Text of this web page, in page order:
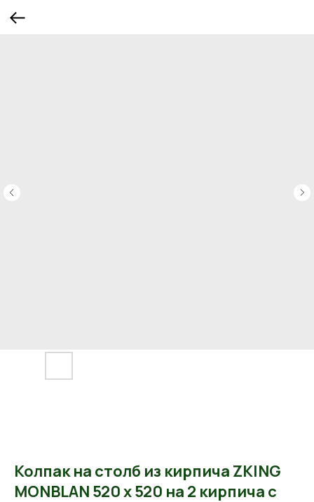
Колпак на столб из кирпича ZKING
MONBLAN 520 x 520 на 2 кирпича с